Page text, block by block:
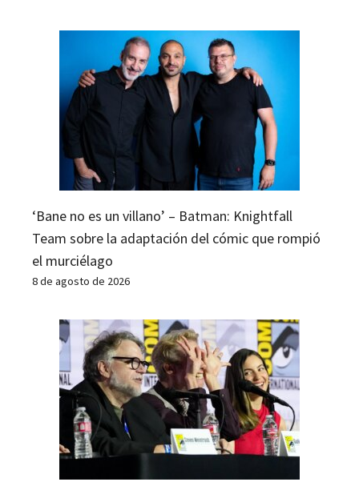
‘Bane no es un villano’ – Batman: Knightfall
Team sobre la adaptación del cómic que rompió
el murciélago
8 de agosto de 2026